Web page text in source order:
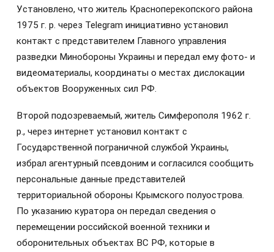
Установлено, что житель Красноперекопского района
1975 г. р. через Telegram инициативно установил
контакт с представителем Главного управления
разведки Минобороны Украины и передал ему фото- и
видеоматериалы, координаты о местах дислокации
объектов Вооруженных сил РФ.
Второй подозреваемый, житель Симферополя 1962 г.
р., через интернет установил контакт с
Государственной пограничной службой Украины,
избрал агентурный псевдоним и согласился сообщить
персональные данные представителей
территориальной обороны Крымского полуострова.
По указанию куратора он передал сведения о
перемещении российской военной техники и
оборонительных объектах ВС РФ, которые в